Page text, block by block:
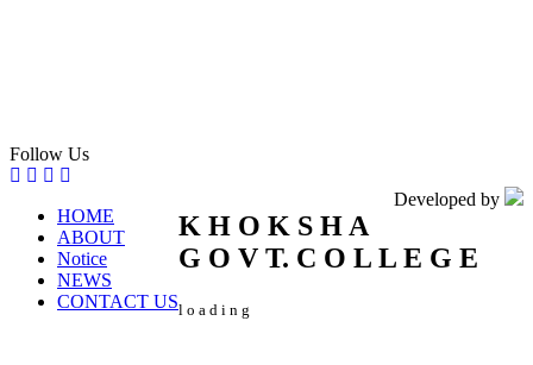
Follow Us
HOME
ABOUT
Notice
NEWS
CONTACT US
Developed by
K H O K S H A
G O V T. C O L L E G E
l o a d i n g